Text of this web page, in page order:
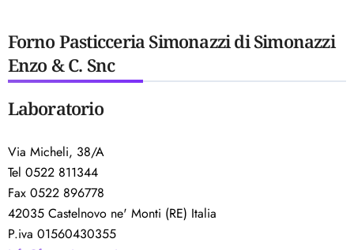
Forno Pasticceria Simonazzi di Simonazzi
Enzo & C. Snc
Laboratorio
Via Micheli, 38/A
Tel 0522 811344
Fax 0522 896778
42035 Castelnovo ne' Monti (RE) Italia
P.iva 01560430355